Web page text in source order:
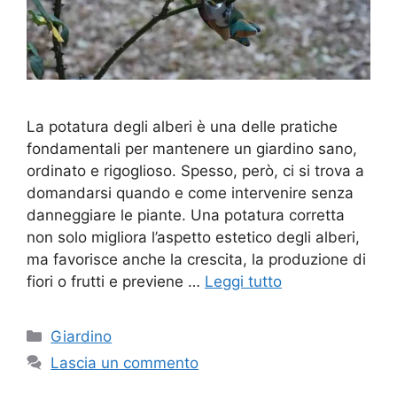
La potatura degli alberi è una delle pratiche
fondamentali per mantenere un giardino sano,
ordinato e rigoglioso. Spesso, però, ci si trova a
domandarsi quando e come intervenire senza
danneggiare le piante. Una potatura corretta
non solo migliora l’aspetto estetico degli alberi,
ma favorisce anche la crescita, la produzione di
fiori o frutti e previene … Leggi tutto
Categorie
Giardino
Lascia un commento